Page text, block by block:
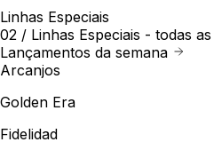
Linhas Especiais
02 / Linhas Especiais - todas
Lançamentos da semana
Arcanjos
Golden Era
Fidelidad